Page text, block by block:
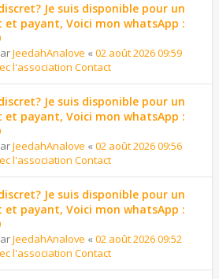
Je suis disponible pour un
et payant, Voici mon whatsApp :
JeedahAnalove « 02 août 2026 09:59
l'association Contact
Je suis disponible pour un
et payant, Voici mon whatsApp :
JeedahAnalove « 02 août 2026 09:56
l'association Contact
Je suis disponible pour un
et payant, Voici mon whatsApp :
JeedahAnalove « 02 août 2026 09:52
l'association Contact